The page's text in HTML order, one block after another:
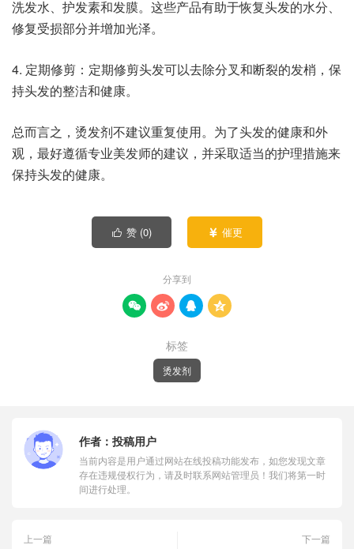
洗发水、护发素和发膜。这些产品有助于恢复头发的水分、
修复受损部分并增加光泽。
4. 定期修剪：定期修剪头发可以去除分叉和断裂的发梢，保
持头发的整洁和健康。
总而言之，烫发剂不建议重复使用。为了头发的健康和外
观，最好遵循专业美发师的建议，并采取适当的护理措施来
保持头发的健康。
 赞 (0)  催更
分享到
   
标签
烫发剂
作者： 投稿用户
当前内容是用户通过网站在线投稿功能发布，如您发现文章
存在违规侵权行为，请及时联系网站管理员！我们将第一时
间进行处理。
上一篇
下一篇